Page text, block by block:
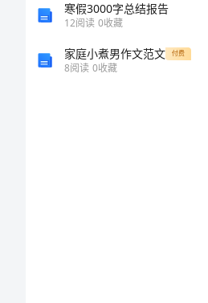
寒假3000字总结报告
12阅读 0收藏
家庭小煮男作文范文 付费
8阅读 0收藏